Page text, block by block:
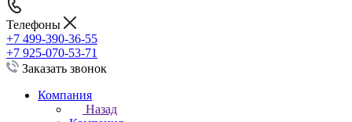
Телефоны
+7 499-390-36-55
+7 925-070-53-71
Заказать звонок
Компания
Назад